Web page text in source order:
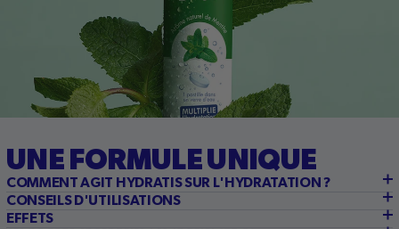
UNE FORMULEUNIQUE
COMMENT AGIT HYDRATIS SUR L'HYDRATATION ?
CONSEILS D'UTILISATIONS
EFFETS